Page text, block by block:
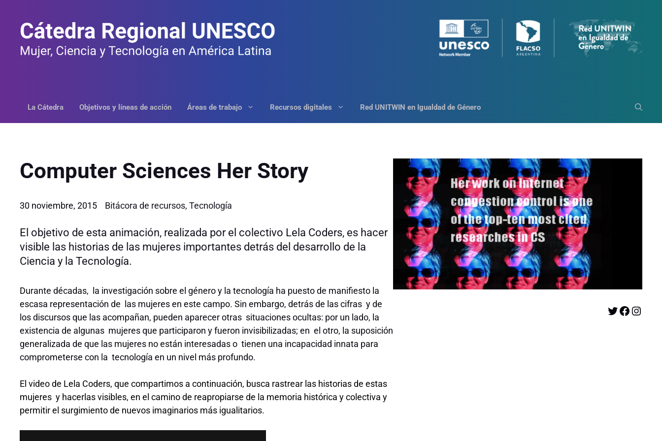
contenido
La Cátedra Objetivos y líneas de acción Áreas de trabajo Recursos digitales Red UNITWIN en Igualdad de Género
Computer Sciences Her Story
30 noviembre, 2015 Bitácora de recursos, Tecnología
El objetivo de esta animación, realizada por el colectivo Lela Coders, es hacer
visible las historias de las mujeres importantes detrás del desarrollo de la
Ciencia y la Tecnología.
Durante décadas, la investigación sobre el género y la tecnología ha puesto de manifiesto la
escasa representación de las mujeres en este campo. Sin embargo, detrás de las cifras y de
los discursos que las acompañan, pueden aparecer otras situaciones ocultas: por un lado, la
existencia de algunas mujeres que participaron y fueron invisibilizadas; en el otro, la suposición
generalizada de que las mujeres no están interesadas o tienen una incapacidad innata para
comprometerse con la tecnología en un nivel más profundo.
El video de Lela Coders, que compartimos a continuación, busca rastrear las historias de estas
mujeres y hacerlas visibles, en el camino de reapropiarse de la memoria histórica y colectiva y
permitir el surgimiento de nuevos imaginarios más igualitarios.
Twitter Facebook Instagram